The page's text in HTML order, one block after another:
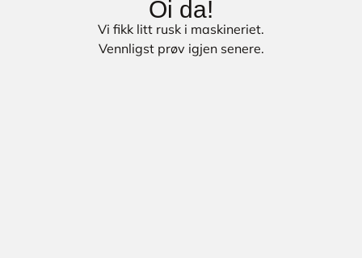
Oi da!
Vi fikk litt rusk i maskineriet.
Vennligst prøv igjen senere.